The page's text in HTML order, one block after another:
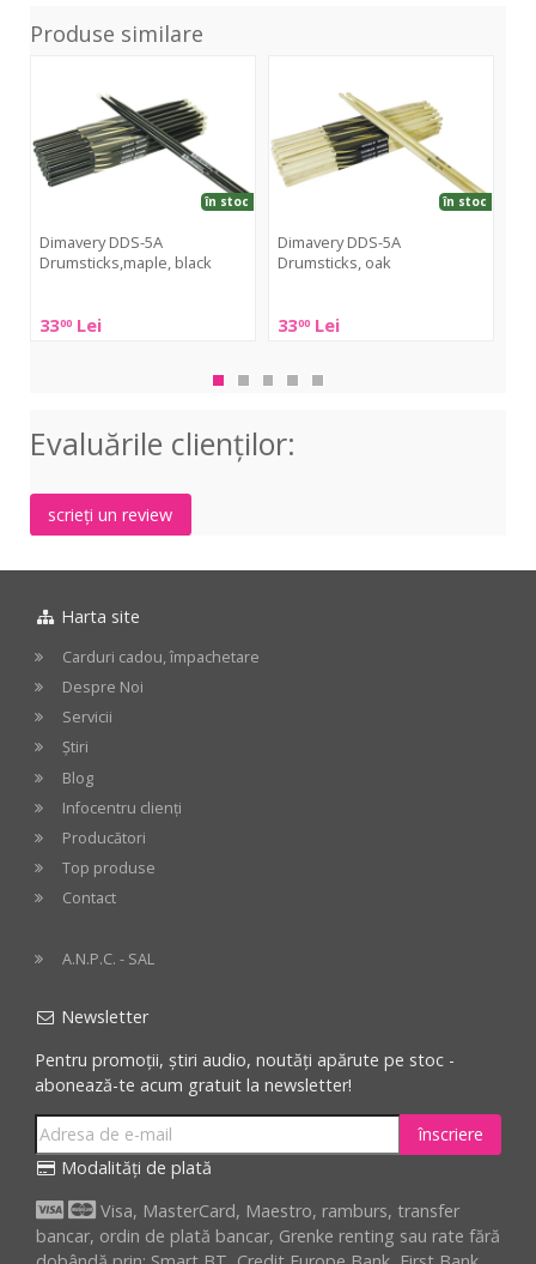
Produse similare
Drumsticks,maple,
black
Dimavery DDS-5A
Drumsticks,maple, black
3300 Lei
în stoc
DDS-
Drumsticks,
oak
Dimavery DDS-5A
Drumsticks, oak
3300 Lei
în stoc
DDS-
Drumsticks,
Evaluările clienţilor:
scrieți un review
Harta site
Carduri cadou, împachetare
Despre Noi
Servicii
Știri
Blog
Infocentru clienți
Producători
Top produse
Contact
A.N.P.C. - SAL
Newsletter
Pentru promoții, știri audio, noutăți apărute pe stoc -
abonează-te acum gratuit la newsletter!
înscriere
Modalități de plată
Visa, MasterCard, Maestro, ramburs, transfer
bancar, ordin de plată bancar, Grenke renting sau rate fără